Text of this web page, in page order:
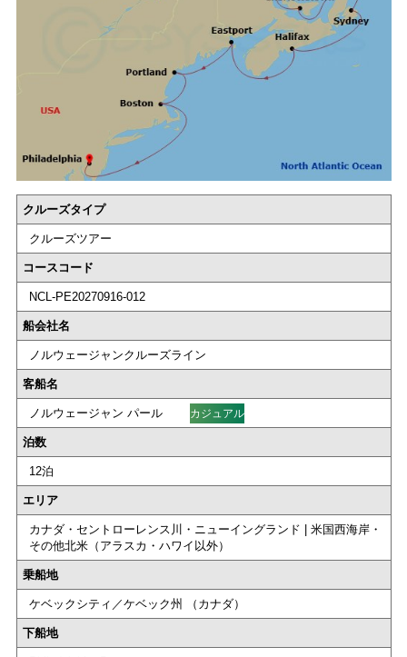
クルーズタイプ
クルーズツアー
コースコード
NCL-PE20270916-012
船会社名
ノルウェージャンクルーズライン
客船名
ノルウェージャン パール カジュアル
泊数
12泊
エリア
カナダ・セントローレンス川・ニューイングランド | 米国西海岸・
その他北米（アラスカ・ハワイ以外）
乗船地
ケベックシティ／ケベック州 （カナダ）
下船地